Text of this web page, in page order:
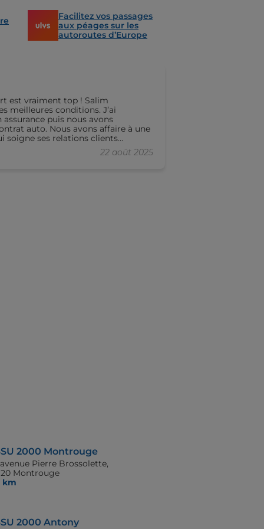
Facilitez vos passages
aux péages sur les
autoroutes d’Europe
22 août 2025
vraiment top ! Salim
meilleures conditions. J’ai
assurance puis nous avons
affaire à une
soigne ses relations clients
qui ne prennent pas le
2000 Montrouge
Pierre Brossolette,
Montrouge
km
2000 Antony